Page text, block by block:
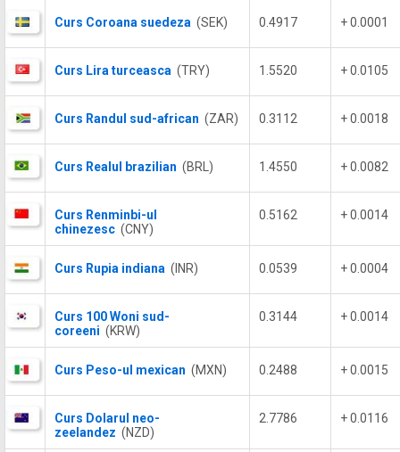
Curs Coroana suedeza (SEK) 0.4917 + 0.0001
Curs Lira turceasca (TRY) 1.5520 + 0.0105
Curs Randul sud-african (ZAR) 0.3112 + 0.0018
Curs Realul brazilian (BRL) 1.4550 + 0.0082
Curs Renminbi-ul
chinezesc (CNY)
0.5162 + 0.0014
Curs Rupia indiana (INR) 0.0539 + 0.0004
Curs 100 Woni sud-
coreeni (KRW)
0.3144 + 0.0014
Curs Peso-ul mexican (MXN) 0.2488 + 0.0015
Curs Dolarul neo-
zeelandez (NZD)
2.7786 + 0.0116